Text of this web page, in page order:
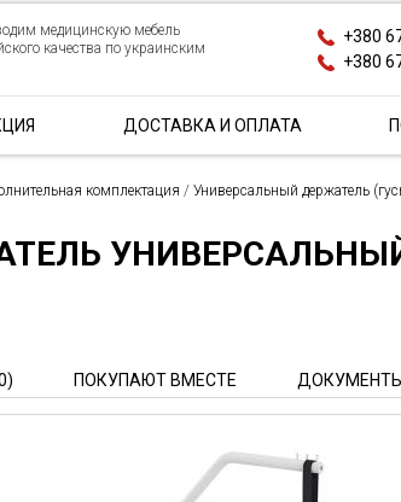
медицинскую мебель
качества по украинским
+380
+380
ДОСТАВКА И ОПЛАТА
комплектация / Универсальный держатель
ПОКУПАЮТ ВМЕСТЕ